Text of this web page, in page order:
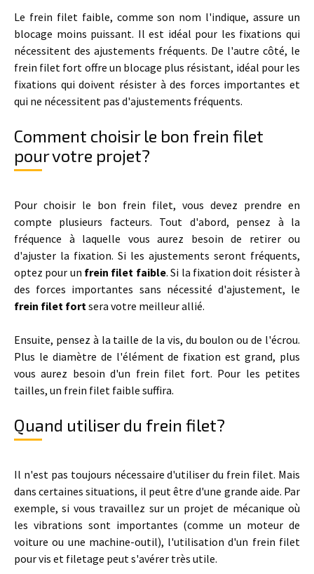
Le frein filet faible, comme son nom l'indique, assure un
blocage moins puissant. Il est idéal pour les fixations qui
nécessitent des ajustements fréquents. De l'autre côté, le
frein filet fort offre un blocage plus résistant, idéal pour les
fixations qui doivent résister à des forces importantes et
qui ne nécessitent pas d'ajustements fréquents.
Comment choisir le bon frein filet
pour votre projet?
Pour choisir le bon frein filet, vous devez prendre en
compte plusieurs facteurs. Tout d'abord, pensez à la
fréquence à laquelle vous aurez besoin de retirer ou
d'ajuster la fixation. Si les ajustements seront fréquents,
optez pour un frein filet faible. Si la fixation doit résister à
des forces importantes sans nécessité d'ajustement, le
frein filet fortsera votre meilleur allié.
Ensuite, pensez à la taille de la vis, du boulon ou de l'écrou.
Plus le diamètre de l'élément de fixation est grand, plus
vous aurez besoin d'un frein filet fort. Pour les petites
tailles, un frein filet faible suffira.
Quand utiliser du frein filet?
Il n'est pas toujours nécessaire d'utiliser du frein filet. Mais
dans certaines situations, il peut être d'une grande aide. Par
exemple, si vous travaillez sur un projet de mécanique où
les vibrations sont importantes (comme un moteur de
voiture ou une machine-outil), l'utilisation d'un frein filet
pour vis et filetage peut s'avérer très utile.